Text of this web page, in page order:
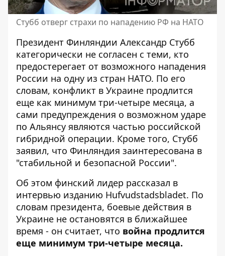
Стубб отверг страхи по нападению РФ на НАТО
Президент Финляндии Александр Стубб
категорически не согласен с теми, кто
предостерегает от возможного нападения
России на одну из стран НАТО. По его
словам, конфликт в Украине продлится
еще как минимум три-четыре месяца, а
сами предупреждения о возможном ударе
по Альянсу являются частью российской
гибридной операции. Кроме того, Стубб
заявил, что Финляндия заинтересована в
"стабильной и безопасной России".
Об этом финский лидер рассказал в
интервью изданию Hufvudstadsbladet. По
словам президента, боевые действия в
Украине не остановятся в ближайшее
время - он считает, что война продлится
еще минимум три-четыре месяца.